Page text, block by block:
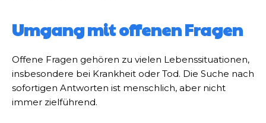
Umgang mit offenen Fragen
Offene Fragen gehören zu vielen Lebenssituationen,
insbesondere bei Krankheit oder Tod. Die Suche nach
sofortigen Antworten ist menschlich, aber nicht
immer zielführend.